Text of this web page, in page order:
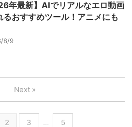
年最新】AIでリアルなエロ動画
るおすすめツール！アニメにも
8/9
2 3 … 5
Next »